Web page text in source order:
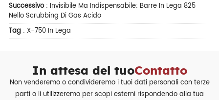
Successivo: Invisibile Ma Indispensabile: Barre In Lega 825
Nello Scrubbing Di Gas Acido
Tag: X-750 In Lega
In attesa del tuoContatto
Non venderemo o condivideremo i tuoi dati personali con terze
parti o li utilizzeremo per scopi esterni rispondendo alla tua